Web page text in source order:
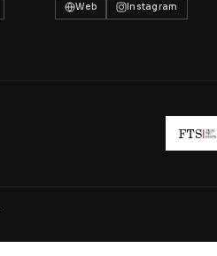
Web Instagram